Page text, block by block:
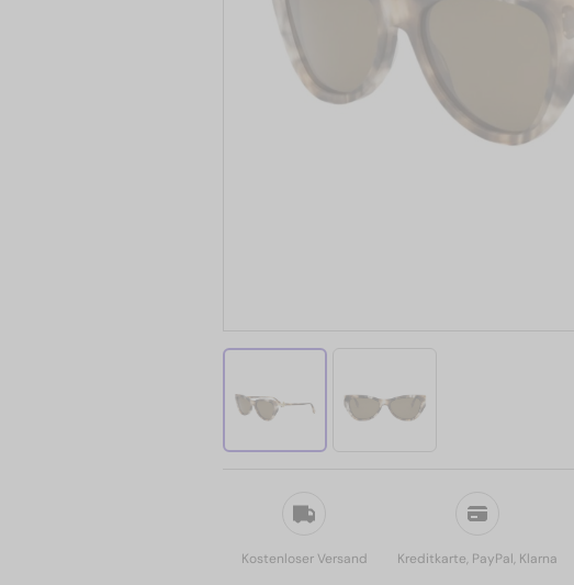
Kostenloser Versand Kreditkarte, PayPal, Klarna